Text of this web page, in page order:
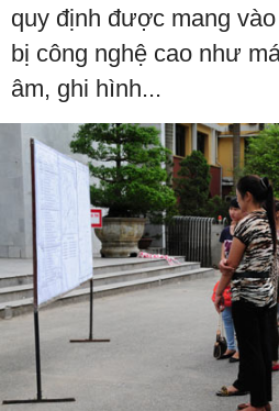
quy định được mang
bị công nghệ cao như
âm, ghi hình...